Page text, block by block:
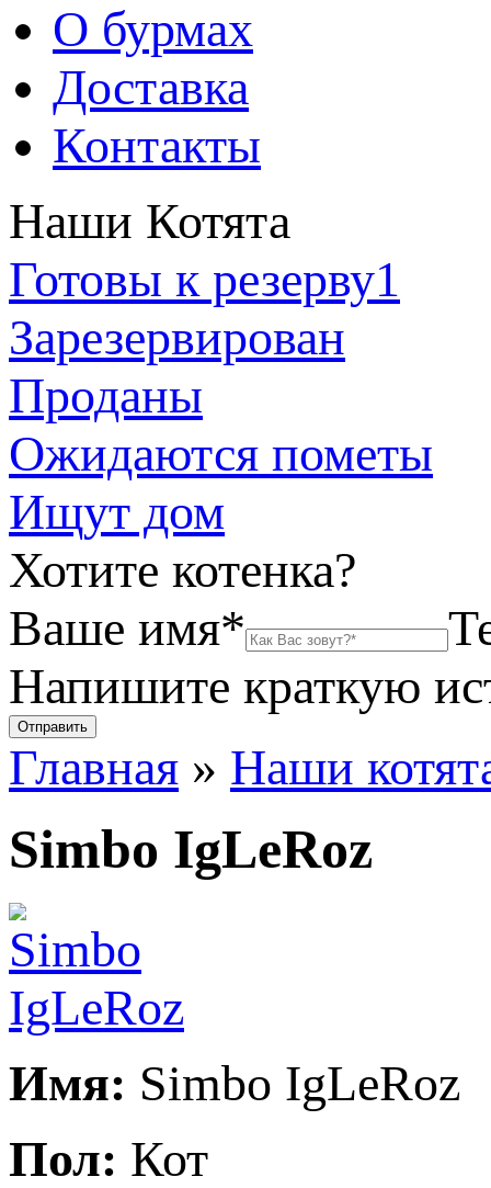
О бурмах
Доставка
Контакты
Наши Котята
Готовы к резерву1
Зарезервирован
Проданы
Ожидаются пометы
Ищут дом
Хотите котенка?
Ваше имя*
Напишите краткую
Главная » Наши
Simbo IgLeRoz
Имя: Simbo IgLeRoz
Пол: Кот